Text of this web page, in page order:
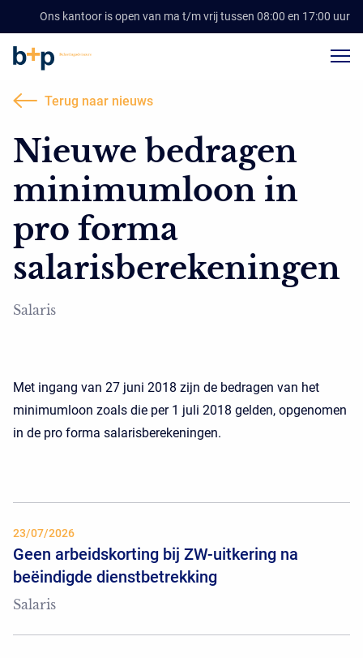
Ons kantoor is open van ma t/m vrij tussen 08:00 en 17:00 uur
Terug naar nieuws
Nieuwe bedragen
minimumloon in
pro forma
salarisberekeningen
Salaris
Met ingang van 27 juni 2018 zijn de bedragen van het
minimumloon zoals die per 1 juli 2018 gelden, opgenomen
in de pro forma salarisberekeningen.
23/07/2026
Geen arbeidskorting bij ZW-uitkering na
beëindigde dienstbetrekking
Salaris